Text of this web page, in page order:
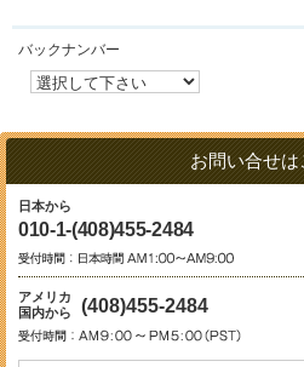
バックナンバー
お問い合せは
日本から
010-1-(408)455-2484
アメリカ
国内から
(408)455-2484